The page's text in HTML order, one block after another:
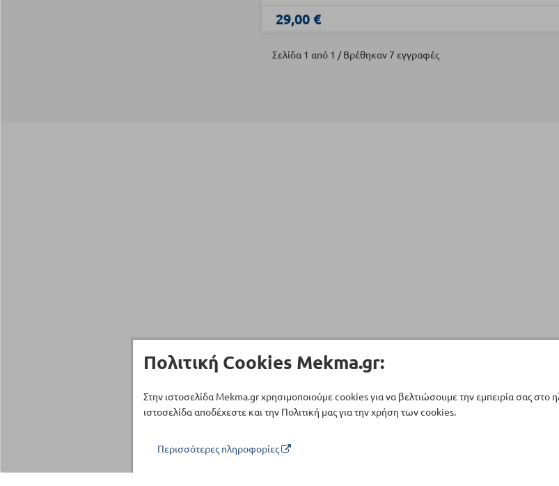
29,00 €
Σελίδα 1 από 1 / Βρέθηκαν 7 εγγραφές
Πολιτική Cookies Mekma.gr:
Στην ιστοσελίδα Mekma.gr χρησιμοποιούμε cookies για να βελτιώσουμε την εμπειρία σας στο
ιστοσελίδα αποδέχεστε και την Πολιτική μας για την χρήση των cookies.
Περισσότερες πληροφορίες